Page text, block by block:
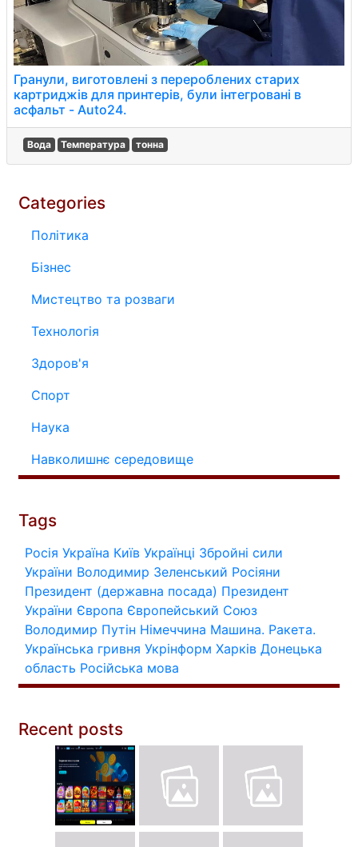
Гранули, виготовлені з перероблених старих
картриджів для принтерів, були інтегровані в
асфальт - Auto24.
Вода Температура тонна
Categories
Політика
Бізнес
Мистецтво та розваги
Технологія
Здоров'я
Спорт
Наука
Навколишнє середовище
Tags
Росія Україна Київ Українці Збройні сили
України Володимир Зеленський Росіяни
Президент (державна посада) Президент
України Європа Європейський Союз
Володимир Путін Німеччина Машина. Ракета.
Українська гривня Укрінформ Харків Донецька
область Російська мова
Recent posts